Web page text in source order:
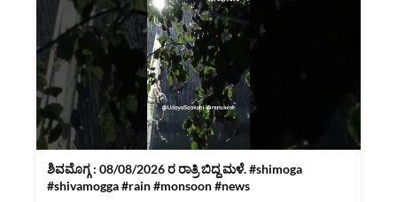
ಶಿವಮೊಗ್ಗ : 08/08/2026 ರ ರಾತ್ರಿ ಬಿದ್ದ ಮಳೆ. #shimoga
#shivamogga #rain #monsoon #news